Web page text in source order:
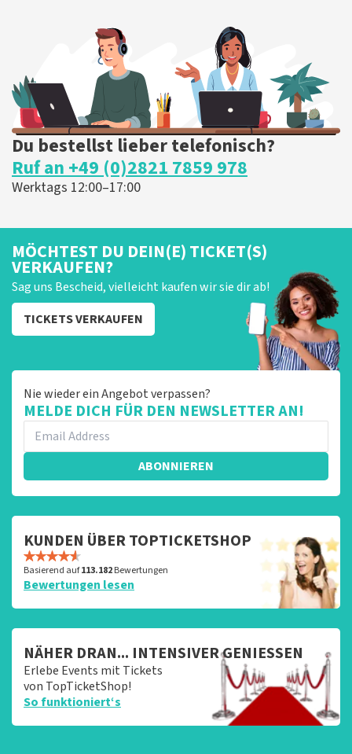
Du bestellst lieber telefonisch?
Ruf an +49 (0)2821 7859 978
Werktags 12:00–17:00
MÖCHTEST DU DEIN(E) TICKET(S)
VERKAUFEN?
Sag uns Bescheid, vielleicht kaufen wir sie dir ab!
TICKETS VERKAUFEN
Nie wieder ein Angebot verpassen?
MELDE DICH FÜR DEN NEWSLETTER AN!
ABONNIEREN
KUNDEN ÜBER TOPTICKETSHOP
Basierend auf113.182Bewertungen
Bewertungen lesen
NÄHER DRAN... INTENSIVER GENIESSEN
Erlebe Events mit Tickets
von TopTicketShop!
So funktioniert‘s